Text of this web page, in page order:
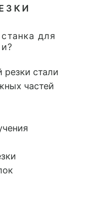
для
резки стали
частей